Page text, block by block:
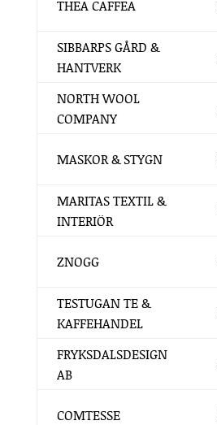
THEA CAFFEA
SIBBARPS GÅRD &
HANTVERK
NORTH WOOL
COMPANY
MASKOR & STYGN
MARITAS TEXTIL &
INTERIÖR
ZNOGG
TESTUGAN TE &
KAFFEHANDEL
FRYKSDALSDESIGN
AB
COMTESSE